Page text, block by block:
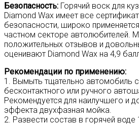
Безопасность: Горячий воск для
Diamond Wax имеет все
безопасности, широко
частном секторе автолюбителей.
положительных отзывов и
оценивают Diamond Wax на 4,9
Рекомендации по применению:
1. Вымыть тщательно автомобиль
бесконтактного или ручного
Рекомендуется для наилучшего и
эффекта двухфазная мойка.
2. Развести состав в горячей